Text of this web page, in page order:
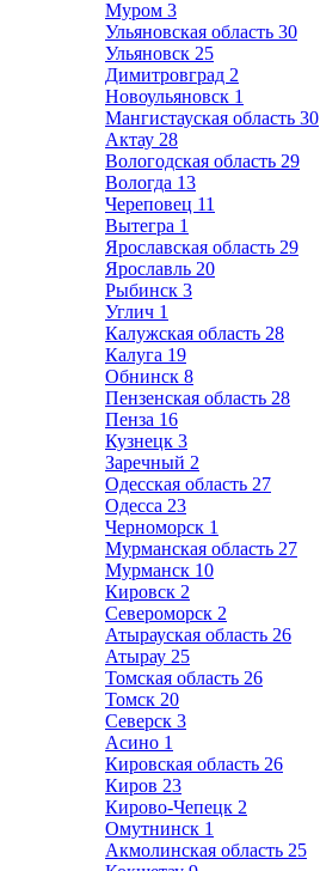
Муром 3
Ульяновская область 30
Ульяновск 25
Димитровград 2
Новоульяновск 1
Мангистауская область 30
Актау 28
Вологодская область 29
Вологда 13
Череповец 11
Вытегра 1
Ярославская область 29
Ярославль 20
Рыбинск 3
Углич 1
Калужская область 28
Калуга 19
Обнинск 8
Пензенская область 28
Пенза 16
Кузнецк 3
Заречный 2
Одесская область 27
Одесса 23
Черноморск 1
Мурманская область 27
Мурманск 10
Кировск 2
Североморск 2
Атырауская область 26
Атырау 25
Томская область 26
Томск 20
Северск 3
Асино 1
Кировская область 26
Киров 23
Кирово-Чепецк 2
Омутнинск 1
Акмолинская область 25